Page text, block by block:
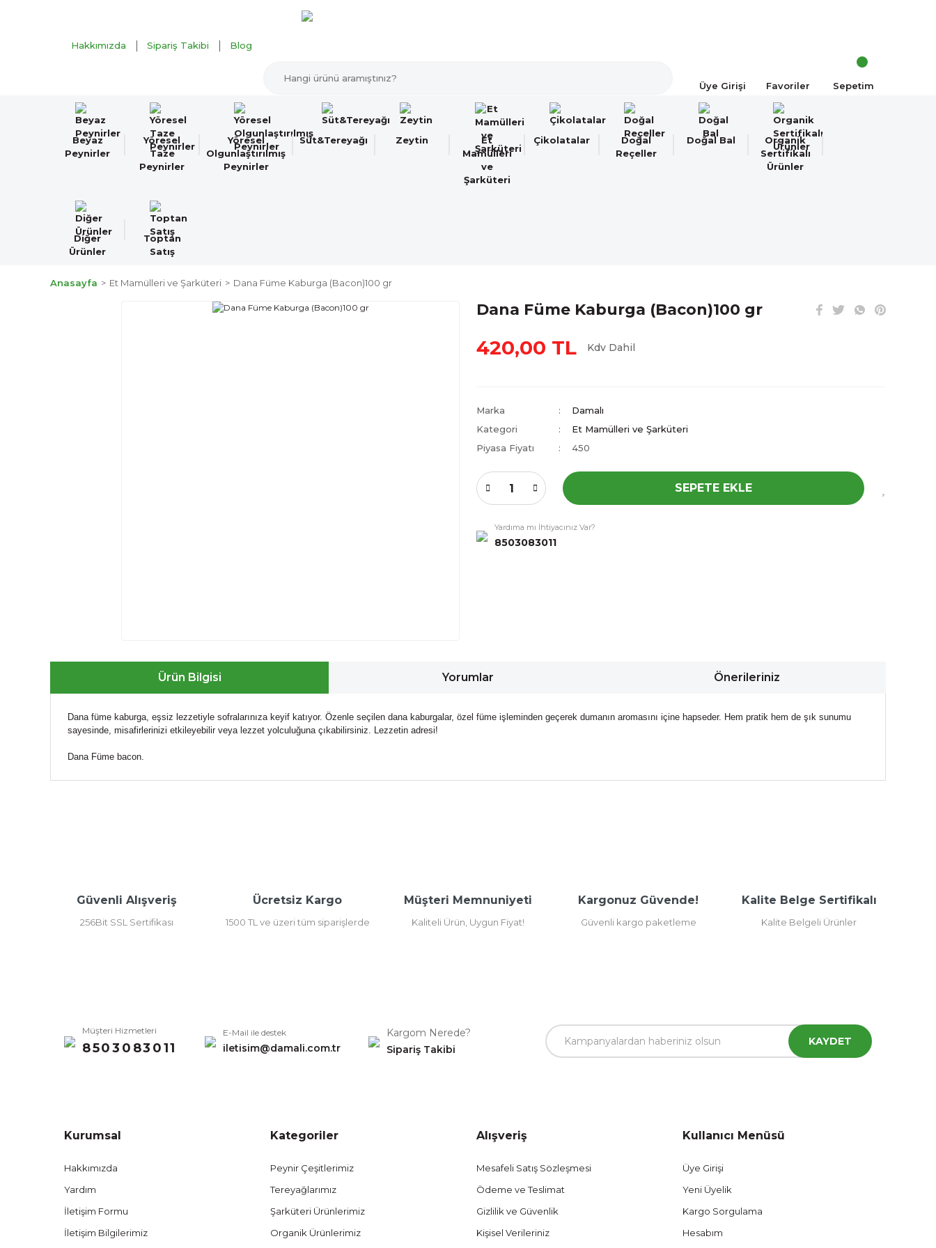
Hakkımızda Sipariş Takibi Blog
Üye Girişi Favoriler Sepetim
Beyaz
Peynirler
Yöresel
Taze
Peynirler
Yöresel
Olgunlaştırılmış
Peynirler
Süt&Tereyağı Zeytin
Et
Mamülleri
ve
Şarküteri
Çikolatalar
Doğal
Reçeller
Doğal Bal
Organik
Sertifikalı
Ürünler
Diğer
Ürünler
Toptan
Satış
Anasayfa Et Mamülleri ve Şarküteri Dana Füme Kaburga (Bacon)100 gr
Dana Füme Kaburga (Bacon)100 gr
420,00 TL Kdv Dahil
Marka
Damalı
Kategori
Et Mamülleri ve Şarküteri
Piyasa Fiyatı
450
SEPETE EKLE
Yardıma mı İhtiyacınız Var?
8503083011
Ürün Bilgisi Yorumlar Önerileriniz
Dana füme kaburga, eşsiz lezzetiyle sofralarınıza keyif katıyor. Özenle seçilen dana kaburgalar, özel füme işleminden geçerek dumanın aromasını içine hapseder. Hem pratik hem de şık sunumu
sayesinde, misafirlerinizi etkileyebilir veya lezzet yolculuğuna çıkabilirsiniz. Lezzetin adresi!
Dana Füme bacon.
Ürün fiyatı diğer sitelerden daha pahalı.
Güvenli Alışveriş
256Bit SSL Sertifikası
Ücretsiz Kargo
1500 TL ve üzeri tüm siparişlerde
Müşteri Memnuniyeti
Kaliteli Ürün, Uygun Fiyat!
Kargonuz Güvende!
Güvenli kargo paketleme
Kalite Belge Sertifikalı
Kalite Belgeli Ürünler
Müşteri Hizmetleri
8503083011
E-Mail ile destek
iletisim@damali.com.tr
Kargom Nerede?
Sipariş Takibi
KAYDET
Kurumsal
Hakkımızda
Yardım
İletişim Formu
İletişim Bilgilerimiz
Kategoriler
Peynir Çeşitlerimiz
Tereyağlarımız
Şarküteri Ürünlerimiz
Organik Ürünlerimiz
Alışveriş
Mesafeli Satış Sözleşmesi
Ödeme ve Teslimat
Gizlilik ve Güvenlik
Kişisel Verileriniz
Kullanıcı Menüsü
Üye Girişi
Yeni Üyelik
Kargo Sorgulama
Hesabım